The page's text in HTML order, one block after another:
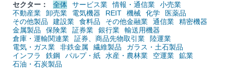
セクター：
全体 サービス業 情報・通信業
小売業
不動産業
卸売業 電気機器 REIT 機械 化学
医薬品
その他製品
建設業 食料品 その他金融業 通信業
精密機器
金属製品
保険業 証券業 銀行業
輸送用機器
倉庫・運輸関連業
証券、商品先物取引業
陸運業
電気・ガス業
非鉄金属 繊維製品
ガラス・土石製品
インフラ
鉄鋼 パルプ・紙 水産・農林業 空運業
鉱業
石油・石炭製品